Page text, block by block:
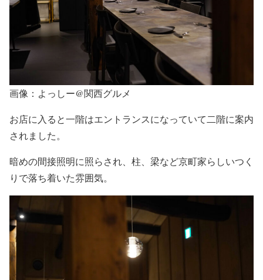
画像：よっしー@関西グルメ
お店に入ると一階はエントランスになっていて二階に案内
されました。
暗めの間接照明に照らされ、柱、梁など京町家らしいつく
りで落ち着いた雰囲気。